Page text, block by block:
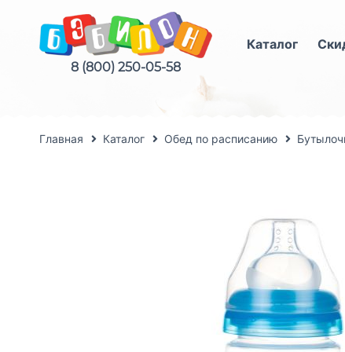
8 (800) 250-05-58
Каталог
Главная Каталог Обед по расписанию